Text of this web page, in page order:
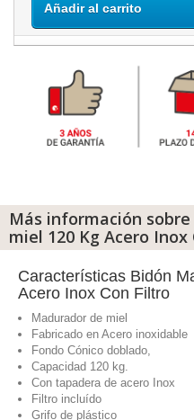
Añadir al carrito
Más información
miel 120 Kg Acero Inox
Características Bidón
Acero Inox Con Filtro
Madurador de miel
Fabricado en Acero inoxidable
Fondo Cónico doblado,
Capacidad 120 kg.
Con tapadera de acero Inox
Filtro incluído
Grifo de plástico